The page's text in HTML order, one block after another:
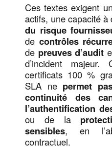
Ces textes exigent
actifs, une capacité à
du risque
de contrôles
de preuves d’audit
d’incident
certificats 100 %
SLA ne permet
continuité des
l’authentification
ou de la
sensibles, en
contractuel.